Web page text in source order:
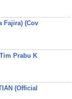
(Cov
Prabu K
(Official